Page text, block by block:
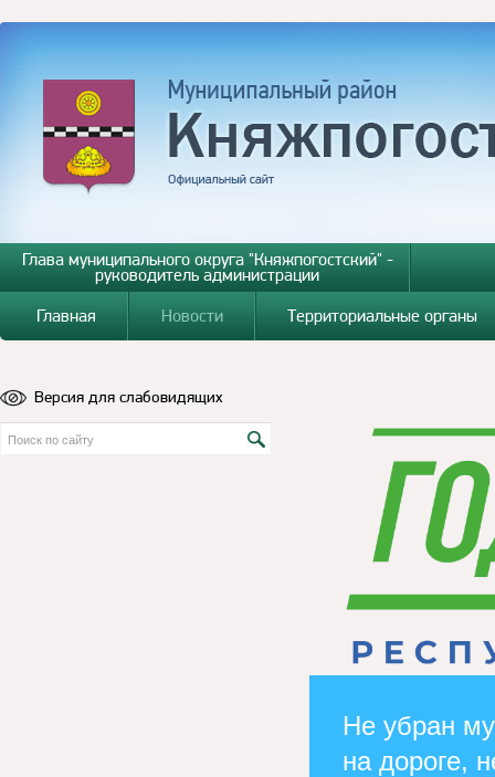
Глава муниципального округа "Княжпогостский" -
руководитель администрации
Главная
Новости Территориальные органы
Версия для слабовидящих
Не убран
на дороге,